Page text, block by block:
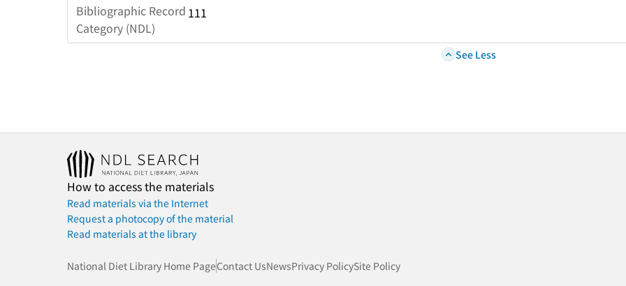
Bibliographic Record
Category (NDL)
111
See Less
How to access the materials
Read materials via the Internet
Request a photocopy of the material
Read materials at the library
National Diet Library Home PageContact UsNewsPrivacy PolicySite Policy